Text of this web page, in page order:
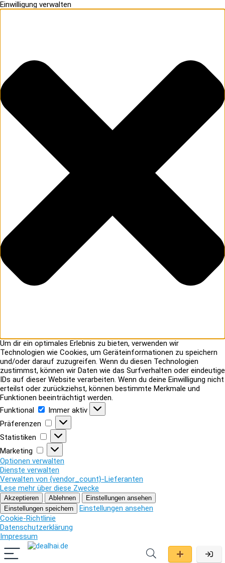
Einwilligung verwalten
Um dir ein optimales Erlebnis zu bieten, verwenden wir
Technologien wie Cookies, um Geräteinformationen zu speichern
und/oder darauf zuzugreifen. Wenn du diesen Technologien
zustimmst, können wir Daten wie das Surfverhalten oder eindeutige
IDs auf dieser Website verarbeiten. Wenn du deine Einwilligung nicht
erteilst oder zurückziehst, können bestimmte Merkmale und
Funktionen beeinträchtigt werden.
Funktional
Funktional
Immer aktiv
Präferenzen
Präferenzen
Statistiken
Statistiken
Marketing
Marketing
Optionen verwalten
Dienste verwalten
Verwalten von {vendor_count}-Lieferanten
Lese mehr über diese Zwecke
Akzeptieren Ablehnen
Einstellungen ansehen
Einstellungen speichern
Einstellungen ansehen
Cookie-Richtlinie
Datenschutzerklärung
Impressum